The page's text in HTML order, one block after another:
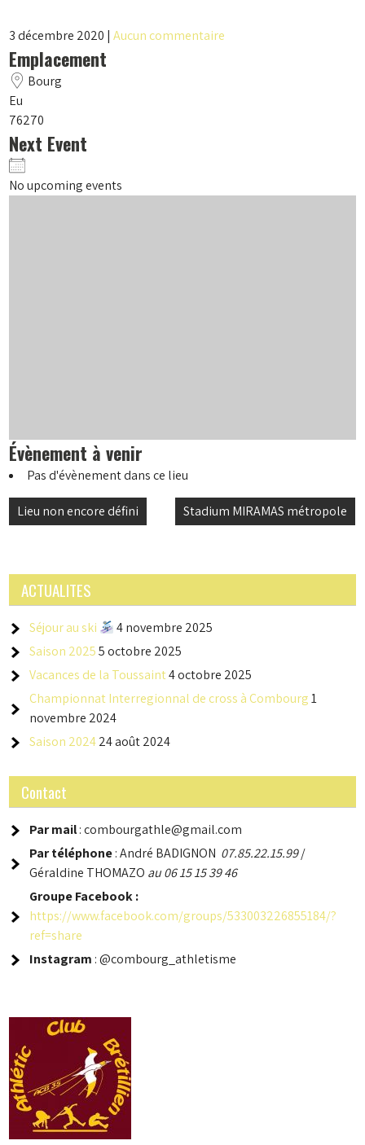
3 décembre 2020 |Aucun commentaire
Emplacement
Bourg
Eu
76270
Next Event
No upcoming events
Évènement à venir
Pas d'évènement dans ce lieu
Navigation
l’article
Lieu non encore défini Stadium MIRAMAS métropole
ACTUALITES
Séjour au ski
4 novembre 2025
Saison 2025 5 octobre 2025
Vacances de la Toussaint4 octobre 2025
Championnat Interregionnal de cross à Combourg 1
novembre 2024
Saison 202424 août 2024
Contact
Par mail: combourgathle@gmail.com
Par téléphone: André BADIGNON 07.85.22.15.99/
Géraldine THOMAZO au 06 15 15 39 46
GroupeFacebook :
https://www.facebook.com/groups/533003226855184/?
ref=share
Instagram : @combourg_athletisme